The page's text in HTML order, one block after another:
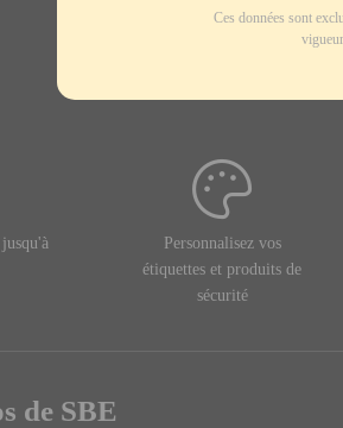
Ces données sont
Personnalisez vos
étiquettes et produits de
sécurité
de SBE